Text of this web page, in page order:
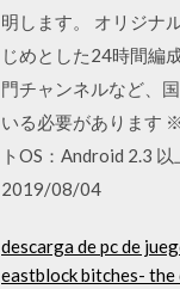
明します。 オリジナ
じめとした24時間編
門チャンネルなど、
いる必要があります
トOS：Android 2.3
2019/08/04
descarga de pc de
eastblock bitches- the